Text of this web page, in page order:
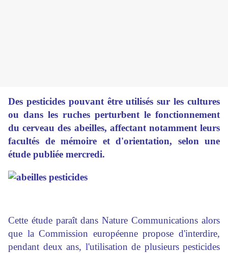
Des pesticides pouvant être utilisés sur les cultures
ou dans les ruches perturbent le fonctionnement
du cerveau des abeilles, affectant notamment leurs
facultés de mémoire et d'orientation, selon une
étude publiée mercredi.
Cette étude paraît dans Nature Communications alors
que la Commission européenne propose d'interdire,
pendant deux ans, l'utilisation de plusieurs pesticides